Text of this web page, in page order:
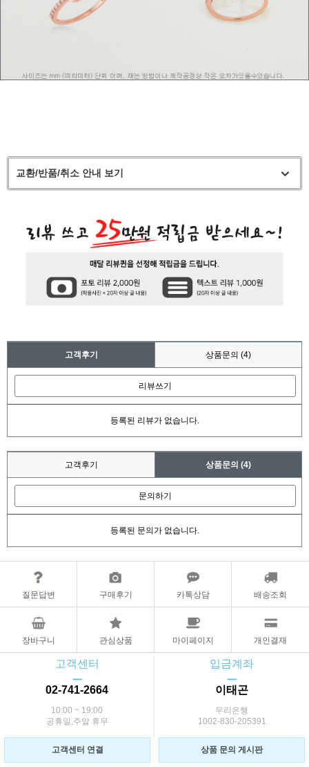
교환/반품/취소 안내 보기
고객후기 상품문의 (4)
리뷰쓰기
등록된 리뷰가 없습니다.
고객후기 상품문의 (4)
문의하기
등록된 문의가 없습니다.
질문답변 구매후기 카톡상담 배송조회
장바구니 관심상품 마이페이지 개인결재
고객센터
ㅡ
02-741-2664
10:00 ~ 19:00
공휴일,주말 휴무
입금계좌
ㅡ
이태곤
우리은행
1002-830-205391
고객센터 연결 상품 문의 게시판